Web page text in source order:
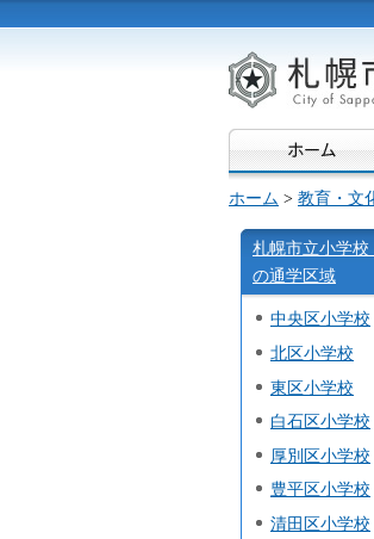
札幌市
ホーム > 教育・文
札幌市立小学校
の通学区域
中央区小学校
北区小学校
東区小学校
白石区小学校
厚別区小学校
豊平区小学校
清田区小学校